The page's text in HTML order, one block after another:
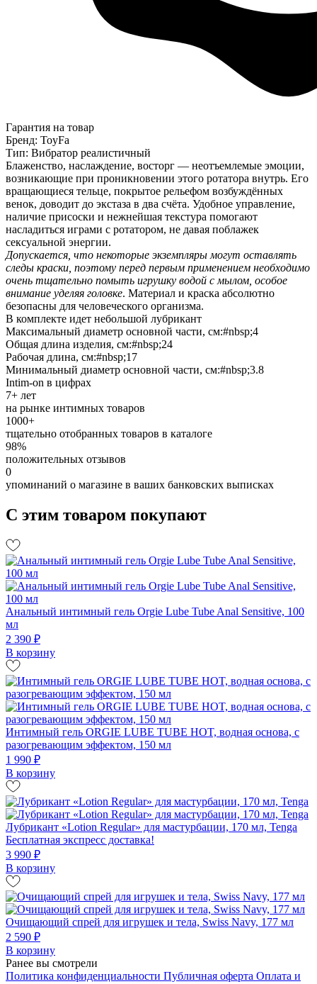
Гарантия на товар
Бренд: ToyFa
Тип: Вибратор реалистичный
Блаженство, наслаждение, восторг — неотъемлемые эмоции,
возникающие при проникновении этого ротатора внутрь. Его
вращающиеся тельце, покрытое рельефом возбуждённых
венок, доводит до экстаза в два счёта. Удобное управление,
наличие присоски и нежнейшая текстура помогают
насладиться играми с ротатором, не давая поблажек
сексуальной энергии.
Допускается, что некоторые экземпляры могут оставлять
следы краски, поэтому перед первым применением необходимо
очень тщательно помыть игрушку водой с мылом, особое
внимание уделяя головке. Материал и краска абсолютно
безопасны для человеческого организма.
В комплекте идет небольшой лубрикант
Максимальный диаметр основной части, см:#nbsp;4
Общая длина изделия, см:#nbsp;24
Рабочая длина, см:#nbsp;17
Минимальный диаметр основной части, см:#nbsp;3.8
Intim-on в цифрах
7+ лет
на рынке интимных товаров
1000+
тщательно отобранных товаров в каталоге
98%
положительных отзывов
0
упоминаний о магазине в ваших банковских выписках
С этим товаром покупают
Анальный интимный гель Orgie Lube Tube Anal Sensitive, 100
мл
2 390 ₽
В корзину
Интимный гель ORGIE LUBE TUBE HOT, водная основа, с
разогревающим эффектом, 150 мл
1 990 ₽
В корзину
Лубрикант «Lotion Regular» для мастурбации, 170 мл, Tenga
Бесплатная экспресс доставка!
3 990 ₽
В корзину
Очищающий спрей для игрушек и тела, Swiss Navy, 177 мл
2 590 ₽
В корзину
Ранее вы смотрели
Политика конфиденциальности Публичная оферта Оплата и